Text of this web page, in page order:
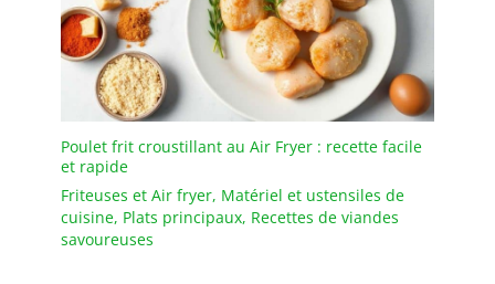
d'utiliser des grattoirs
métalliques pour
éliminer les résidus
alimentaires tenaces à
l'intérieur de la poêle,
ustensile en métal
métal) pour mieux
retourner les aliments.
Poulet frit croustillant au Air Fryer : recette facile
et rapide
Friteuses et Air fryer, Matériel et ustensiles de
cuisine, Plats principaux, Recettes de viandes
savoureuses